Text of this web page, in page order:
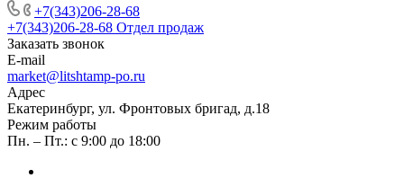
+7(343)206-28-68
+7(343)206-28-68 Отдел продаж
Заказать звонок
E-mail
market@litshtamp-po.ru
Адрес
Екатеринбург, ул. Фронтовых бригад, д.18
Режим работы
Пн. – Пт.: с 9:00 до 18:00